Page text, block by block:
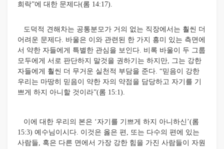
희락”에 대한 문제다(롬 14:17).
도덕적 견해차는 공통분모가 거의 없는 직장에서는 훨씬 더
어려운 문제다. 바울은 이와 관련된 한 가지 흥미 있는 측면에
서 약한 자들에게 특별한 관심을 보인다. 비록 바울이 두 그룹
모두에게 서로 판단하지 말것을 권하기는 하지만, 그는 강한
자들에게 훨씬 더 무거운 실천적 부담을 준다. “믿음이 강한
우리는 마땅히 믿음이 약한 자의 약점을 담당하고 자기를 기
쁘게 하지 아니할 것이라”(롬 15:1).
이에 대한 우리의 본은 ‘자기를 기쁘게 하지 아니하신’(롬
15:3) 예수님이시다. 이것은 옳은 편, 또는 다수의 편에 있는
사람들, 혹은 다른 면에서 가장 강한 힘을 가진 사람들이 자원